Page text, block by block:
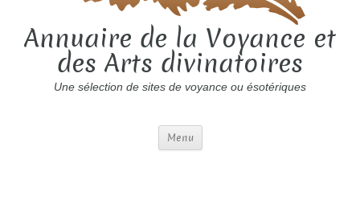
Annuaire de la Voyance et
des Arts divinatoires
Une sélection de sites de voyance ou ésotériques
Menu